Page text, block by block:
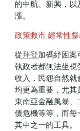
的中航、新興，
漲。
政策救市 經常性
從拜登加碼紓困案
執政者都無法坐
收入，民怨自然
均更為重要，尤
東南亞金融風暴
債危機等等，而
其中之一的工具。